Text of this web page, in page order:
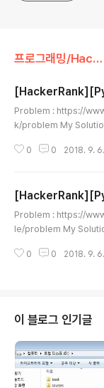
프로그래밍/HackerRank
Problem : https://
k/problem My
ge(1, problems + 1):
0 0 2018. 9. 6.
Problem : https://
le/problem My
0 0 2018. 9. 6.
이 블로그 인기글